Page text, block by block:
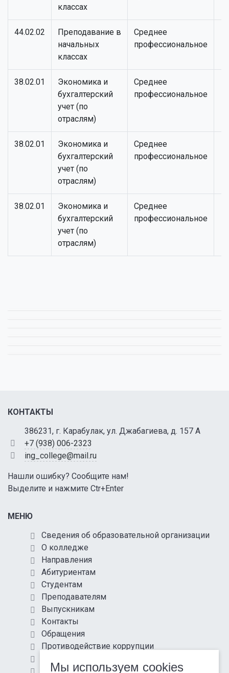
классах
44.02.02
Преподавание в
начальных
классах
Среднее
профессиональное
38.02.01
Экономика и
бухгалтерский
учет (по
отраслям)
Среднее
профессиональное
38.02.01
Экономика и
бухгалтерский
учет (по
отраслям)
Среднее
профессиональное
38.02.01
Экономика и
бухгалтерский
учет (по
отраслям)
Среднее
профессиональное
КОНТАКТЫ
386231, г. Карабулак, ул. Джабагиева, д. 157 А
+7 (938) 006-2323
ing_college@mail.ru
Нашли ошибку? Сообщите нам!
Выделите и нажмите Ctr+Enter
МЕНЮ
Сведения об образовательной организации
О колледже
Направления
Абитуриентам
Студентам
Преподавателям
Выпускникам
Контакты
Обращения
Противодействие коррупции
Антитеррористическая защищенность
Мы используем cookies